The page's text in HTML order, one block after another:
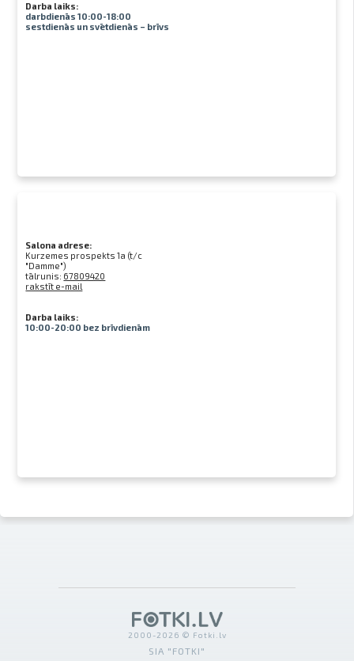
Darba laiks:
darbdienās 10:00-18:00
sestdienās un svētdienās – brīvs
Salona adrese:
Kurzemes prospekts 1a (t/c
"Damme")
tālrunis: 67809420
rakstīt e-mail
Darba laiks:
10:00-20:00 bez brīvdienām
2000-2026 © Fotki.lv
SIA "FOTKI"